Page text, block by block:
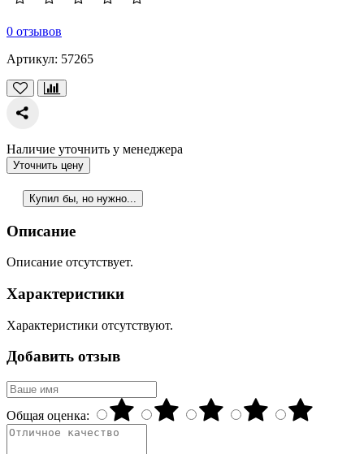
0 отзывов
Артикул: 57265
Наличие уточнить у менеджера
Уточнить цену
Купил бы, но нужно...
Описание
Описание отсутствует.
Характеристики
Характеристики отсутствуют.
Добавить отзыв
Общая оценка: